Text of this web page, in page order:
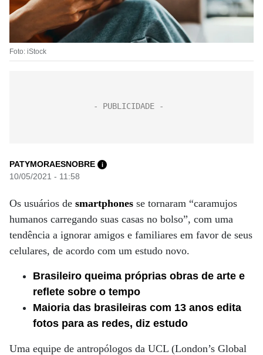
Foto: iStock
PATYMORAESNOBRE i
10/05/2021 - 11:58
Os usuários de smartphones se tornaram “caramujos
humanos carregando suas casas no bolso”, com uma
tendência a ignorar amigos e familiares em favor de seus
celulares, de acordo com um estudo novo.
Brasileiro queima próprias obras de arte e
reflete sobre o tempo
Maioria das brasileiras com 13 anos edita
fotos para as redes, diz estudo
Uma equipe de antropólogos da UCL (London’s Global